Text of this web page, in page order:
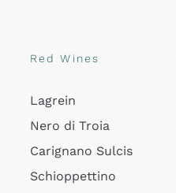
Red Wines
Lagrein
Nero di Troia
Carignano Sulcis
Schioppettino